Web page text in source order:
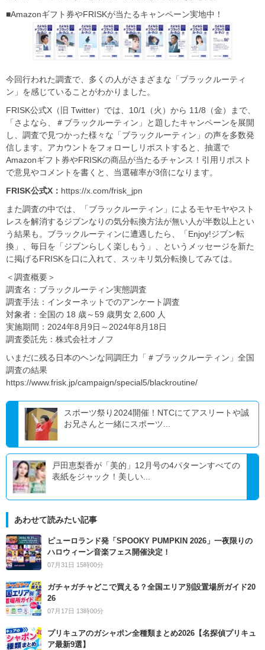
■Amazonギフト券やFRISKが当たるキャンペーン実地中！
今回行われた調査で、多くの人がさまざまな「ブラックルーティ
ン」を感じていることがわかりました。
FRISK公式X（旧 Twitter）では、10/1（火）から 11/8（金）まで、
「さよなら、＃ブラックルーティン」と題したキャンペーンを展開
し、調査で見つかった様々な「ブラックルーティン」の声を多数発
信します。アカウントをフォローしリポストすると、抽選で
Amazonギフト券やFRISKの商品が当たるチャンス！引用リポスト
で意見やコメントを書くと、当選確率が3倍になります。
FRISK公式X： https://x.com/frisk_jpn
また調査の中では、「ブラックルーティン」によるモヤモヤやスト
レスを解消するジブンなりの気分転換方法が無い人が半数以上とい
う結果も。ブラックルーティンに遭遇したら、「Enjoy!ジブン転
換」、毎日を「ジブンらしく楽しもう」、というメッセージを新た
に掲げるFRISKを口に入れて、スッキリ気分転換してみては。
＜調査概要＞
調査名：ブラックルーティン実態調査
調査手法：インターネットでのアンケート調査
対象者：全国の 18 歳～59 歳男女 2,600 人
実施期間：2024年8月9日～2024年8月18日
調査委託先：株式会社オノフ
いまだに残る日本のヘンな同調圧力「＃ブラックルーティン」全国
調査の結果
https://www.frisk.jp/campaign/special5/blackroutine/
スポーツ祭り2024開催！NTCにてアスリートや誠
お兄さんと一緒にスポーツ...
戸田恵梨香が「美的」12月号の4パターンすべての
表紙をジャック！美しい...
あわせて読みたい記事
ピューロランド発「SPOOKY PUMPKIN 2026」一夜限りの
ハロウィーン音楽フェス開催決定！
07月31日 15時00分
ガチャガチャどこで買える？全国エリア別設置場所ガイド20
26
07月17日 13時00分
プリキュアのガシャポン全種類まとめ2026【名探偵プリキュ
ア最新9選】